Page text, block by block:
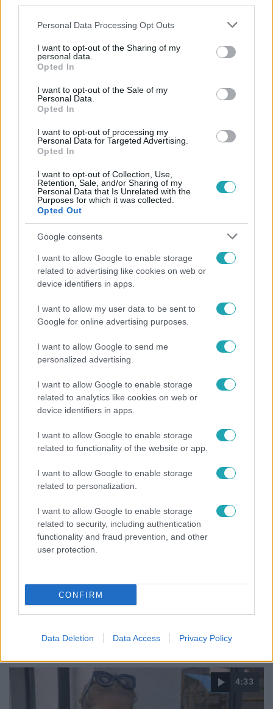
Please note that this website/app uses one or more Google
not limited to your visit or usage behaviour. You may click to
grant or deny consent to Google and its third-party tags to
use your data for below specified purposes in below Google
consent section.
Personal Data Processing Opt Outs
I want to opt-out of the Sharing of my
personal data.
Opted In
I want to opt-out of the Sale of my
Personal Data.
Opted In
I want to opt-out of processing my
Personal Data for Targeted Advertising.
Opted In
I want to opt-out of Collection, Use,
Retention, Sale, and/or Sharing of my
Personal Data that Is Unrelated with the
Purposes for which it was collected.
Opted Out
Google consents
I want to allow Google to enable storage
related to advertising like cookies on web or
device identifiers in apps.
I want to allow my user data to be sent to
Google for online advertising purposes.
I want to allow Google to send me
personalized advertising.
I want to allow Google to enable storage
related to analytics like cookies on web or
device identifiers in apps.
I want to allow Google to enable storage
related to functionality of the website or app.
I want to allow Google to enable storage
related to personalization.
I want to allow Google to enable storage
related to security, including authentication
functionality and fraud prevention, and other
user protection.
CONFIRM
Data Deletion Data Access Privacy Policy
2022. július 22. 9:10
Ezért vállalta be Szinetár Dóra a smink és retus
Szerinte az az élet rendje, ha az emberen meglátszik a
Így néz ki smink nélkül, zuhanyzás után az 52 éves
Az énekesnő Instagramon mutatta meg természetes
szépségét.
2022. január 6. 18:50
vállalják az arcukat
Nagy Alex a Survivorben tanulta meg smink nélkül is
vitte át.
4:33